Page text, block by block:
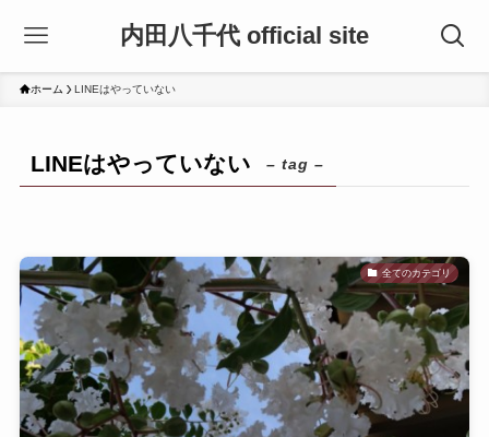
内田八千代 official site
ホーム LINEはやっていない
LINEはやっていない – tag –
全てのカテゴリ